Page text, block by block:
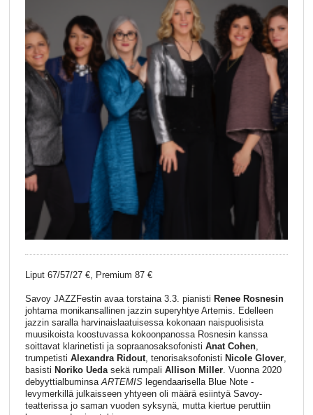
Liput 67/57/27 €, Premium 87 €
Savoy JAZZFestin avaa torstaina 3.3. pianisti Renee Rosnesin
johtama monikansallinen jazzin superyhtye Artemis. Edelleen
jazzin saralla harvinaislaatuisessa kokonaan naispuolisista
muusikoista koostuvassa kokoonpanossa Rosnesin kanssa
soittavat klarinetisti ja sopraanosaksofonisti Anat Cohen,
trumpetisti Alexandra Ridout, tenorisaksofonisti Nicole Glover,
basisti Noriko Uedasekä rumpali Allison Miller. Vuonna 2020
debyyttialbuminsaARTEMISlegendaarisella Blue Note -
levymerkillä julkaisseen yhtyeen oli määrä esiintyä Savoy-
teatterissa jo saman vuoden syksynä, mutta kiertue peruttiin